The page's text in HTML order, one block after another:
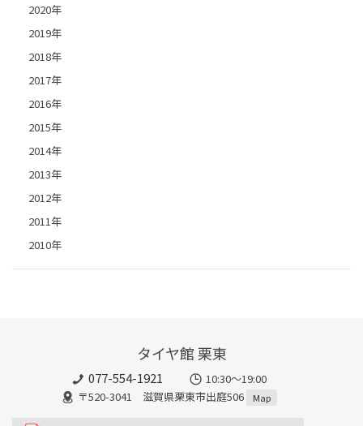
2020年
2019年
2018年
2017年
2016年
2015年
2014年
2013年
2012年
2011年
2010年
タイヤ館 栗東
077-554-1921
10:30～19:00
〒520-3041 滋賀県栗東市出庭506
Map